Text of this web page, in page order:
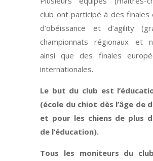
club ont participé à des finales
d’obéissance et d’agility
championnats régionaux et
ainsi que des finales
internationales.
Le but du club est
(école du chiot dès l’âge de
et pour les chiens de plus
de l’éducation).
Tous les moniteurs du